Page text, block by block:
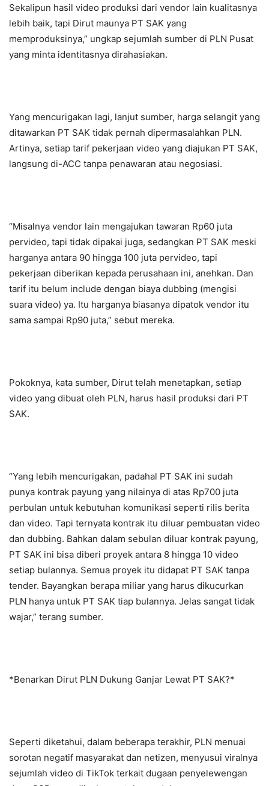
Sekalipun hasil video produksi dari vendor lain kualitasnya
lebih baik, tapi Dirut maunya PT SAK yang
memproduksinya,” ungkap sejumlah sumber di PLN Pusat
yang minta identitasnya dirahasiakan.
Yang mencurigakan lagi, lanjut sumber, harga selangit yang
ditawarkan PT SAK tidak pernah dipermasalahkan PLN.
Artinya, setiap tarif pekerjaan video yang diajukan PT SAK,
langsung di-ACC tanpa penawaran atau negosiasi.
“Misalnya vendor lain mengajukan tawaran Rp60 juta
pervideo, tapi tidak dipakai juga, sedangkan PT SAK meski
harganya antara 90 hingga 100 juta pervideo, tapi
pekerjaan diberikan kepada perusahaan ini, anehkan. Dan
tarif itu belum include dengan biaya dubbing (mengisi
suara video) ya. Itu harganya biasanya dipatok vendor itu
sama sampai Rp90 juta,” sebut mereka.
Pokoknya, kata sumber, Dirut telah menetapkan, setiap
video yang dibuat oleh PLN, harus hasil produksi dari PT
SAK.
“Yang lebih mencurigakan, padahal PT SAK ini sudah
punya kontrak payung yang nilainya di atas Rp700 juta
perbulan untuk kebutuhan komunikasi seperti rilis berita
dan video. Tapi ternyata kontrak itu diluar pembuatan video
dan dubbing. Bahkan dalam sebulan diluar kontrak payung,
PT SAK ini bisa diberi proyek antara 8 hingga 10 video
setiap bulannya. Semua proyek itu didapat PT SAK tanpa
tender. Bayangkan berapa miliar yang harus dikucurkan
PLN hanya untuk PT SAK tiap bulannya. Jelas sangat tidak
wajar,” terang sumber.
*Benarkan Dirut PLN Dukung Ganjar Lewat PT SAK?*
Seperti diketahui, dalam beberapa terakhir, PLN menuai
sorotan negatif masyarakat dan netizen, menyusui viralnya
sejumlah video di TikTok terkait dugaan penyelewengan